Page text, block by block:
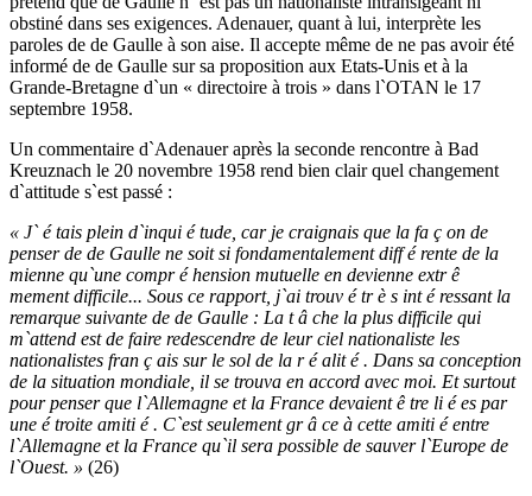
obstiné dans ses exigences. Adenauer, quant à lui, interprète les
paroles de de Gaulle à son aise. Il accepte même de ne pas avoir été
informé de de Gaulle sur sa proposition aux Etats-Unis et à la
Grande-Bretagne d`un « directoire à trois » dans l`OTAN le 17
septembre 1958.
Un commentaire d`Adenauer après la seconde rencontre à Bad
Kreuznach le 20 novembre 1958 rend bien clair quel changement
d`attitude s`est passé :
« J` é tais plein d`inqui é tude, car je craignais que la fa ç on de
penser de de Gaulle ne soit si fondamentalement diff é rente de la
mienne qu`une compr é hension mutuelle en devienne extr ê
mement difficile... Sous ce rapport, j`ai trouv é tr è s int é ressant la
remarque suivante de de Gaulle : La t â che la plus difficile qui
m`attend est de faire redescendre de leur ciel nationaliste les
nationalistes fran ç ais sur le sol de la r é alit é . Dans sa conception
de la situation mondiale, il se trouva en accord avec moi. Et surtout
pour penser que l`Allemagne et la France devaient ê tre li é es par
une é troite amiti é . C`est seulement gr â ce à cette amiti é entre
l`Allemagne et la France qu`il sera possible de sauver l`Europe de
l`Ouest. » (26)